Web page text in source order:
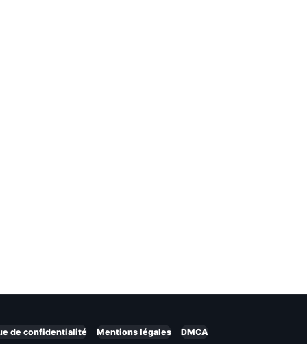
de confidentialité Mentions légales DMCA